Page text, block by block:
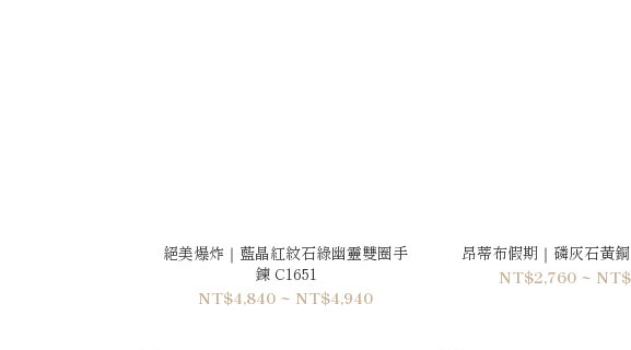
絕美爆炸｜藍晶紅紋石綠幽靈雙圈手
鍊 C1651
NT$4,840 ~ NT$4,940
昂蒂布假期｜磷灰石黃
NT$2,760 ~